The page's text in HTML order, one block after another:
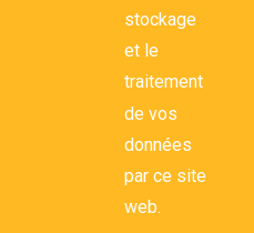
stockage
et le
traitement
de vos
données
par ce site
web.